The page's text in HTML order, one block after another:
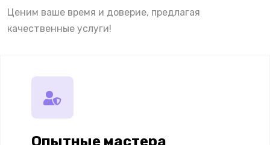
Ценим ваше время и доверие, предлагая
качественные услуги!
Опытные мастера